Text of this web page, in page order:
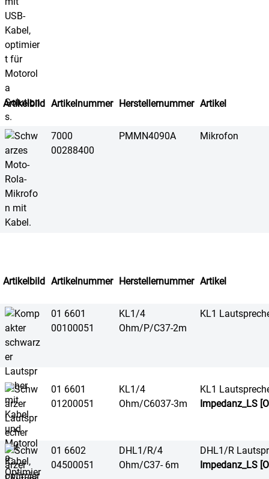
Artikelbild Artikelnummer Herstellernummer Artikel
7000
00288400
PMMN4090A Mikrofon
Artikelbild Artikelnummer Herstellernummer Artikel
01 6601
00100051
KL1/4
Ohm/P/C37-2m
KL1
01 6601
01200051
KL1/4
Ohm/C6037-3m
KL1
Impedanz_LS
01 6602
04500051
DHL1/R/4
Ohm/C37- 6m
DHL1/R
Impedanz_LS